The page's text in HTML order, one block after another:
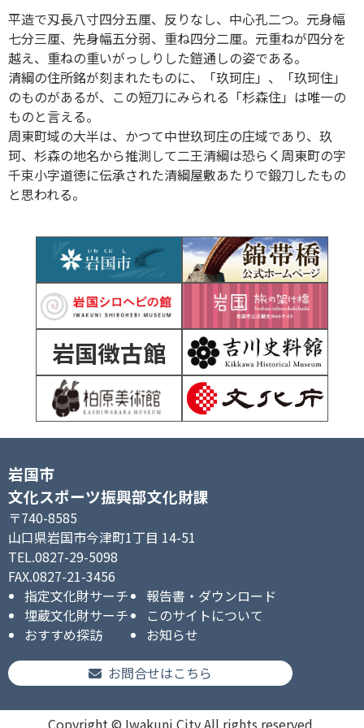
平造で刄長八寸四分五厘、反りなし、中心孔二つ。元身幅
七分三厘、先身幅五分弱、重ね四分二厘。元重ねが四分を
越え、重ねの重いがっしりした鎧通しの姿である。
清綱の住所銘が刻まれたものに、「玖珂庄」、「玖珂住」
のものがあるが、この短刀にみられる「杉森住」は唯一の
ものと言える。
周東町域の大半は、かつて中世玖珂庄の庄域であり、玖
珂、杉森の地名から推測して二王清綱は恐らく周東町の字
千束小字道徳に伝承された清綱屋敷あたりで鍛刀したもの
と思われる。
岩国徴古館
岩国市
文化スポーツ振興部文化財課
〒740-8585
山口県岩国市今津町1丁目 14-51
TEL.0827-29-5098
FAX.0827-21-3456
指定文化財サーチ
報告書・ダウンロード
埋蔵文化財サーチ
このサイトについて
おすすめ探訪
お知らせ
お問合せはこちら
Copyright © Iwakuni City All rights reserved.